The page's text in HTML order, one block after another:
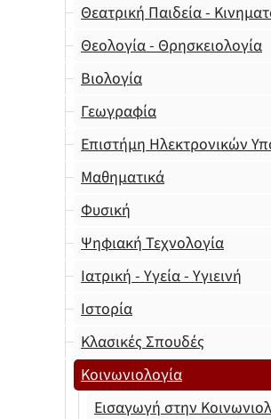
Θεατρική Παιδεία -
Θεολογία - Θρησκειολογία
Βιολογία
Γεωγραφία
Επιστήμη Ηλεκτρονικών
Μαθηματικά
Φυσική
Ψηφιακή Τεχνολογία
Ιατρική - Υγεία - Υγιεινή
Ιστορία
Κλασικές Σπουδές
Κοινωνιολογία
Εισαγωγή στην